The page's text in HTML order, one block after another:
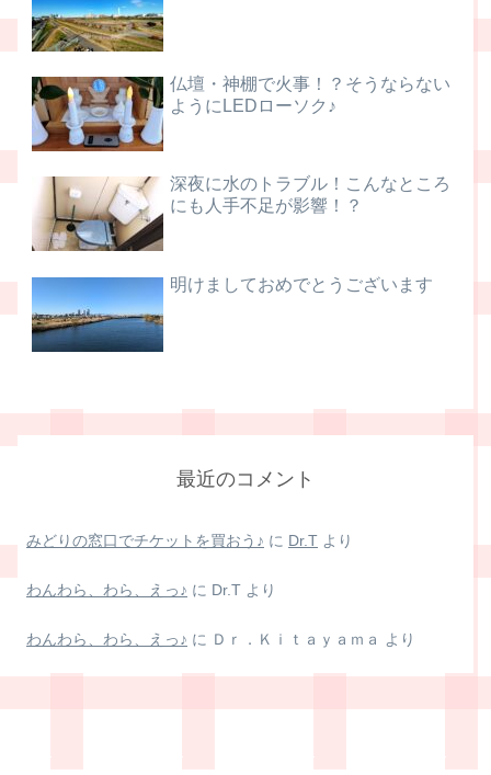
仏壇・神棚で火事！？そうならない
ようにLEDローソク♪
深夜に水のトラブル！こんなところ
にも人手不足が影響！？
明けましておめでとうございます
最近のコメント
みどりの窓口でチケットを買おう♪ に Dr.T より
わんわら、わら、えっ♪ に Dr.T より
わんわら、わら、えっ♪ に Ｄｒ．Ｋｉｔａｙａｍａ より